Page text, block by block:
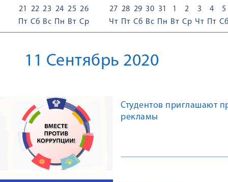
21
Пт
22
Сб
23
Вс
24
Пн
25
Вт
26
Ср
27
Чт
28
Пт
29
Сб
30
Вс
31
Пн
1
Вт
2
Ср
3
Чт
4
Пт
5
Сб
11 Сентябрь 2020
Студентов приглашают
рекламы